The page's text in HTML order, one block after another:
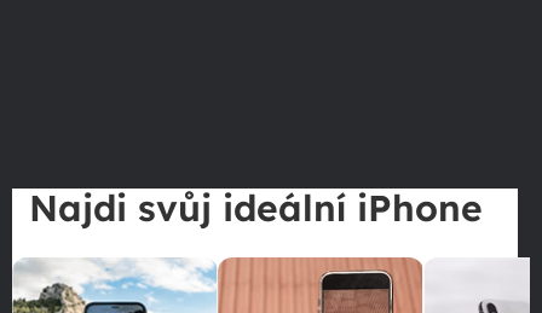
Najdi svůj ideální iPhone